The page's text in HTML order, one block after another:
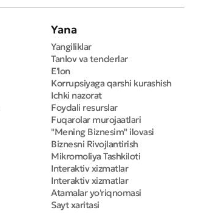
Yana
Yangiliklar
Tanlov va tenderlar
E'lon
Korrupsiyaga qarshi kurashish
Ichki nazorat
Foydali resurslar
Fuqarolar murojaatlari
"Mening Biznesim" ilovasi
Biznesni Rivojlantirish
Mikromoliya Tashkiloti
Interaktiv xizmatlar
Interaktiv xizmatlar
Atamalar yo'riqnomasi
Sayt xaritasi